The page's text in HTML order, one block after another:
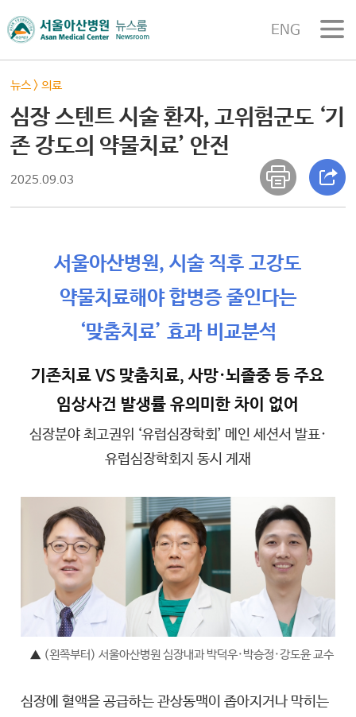
ENG
뉴스 >의료
심장 스텐트 시술 환자, 고위험군도 ‘기
존 강도의 약물치료’ 안전
2025.09.03
서울아산병원, 시술 직후 고강도
약물치료해야 합병증 줄인다는
‘맞춤치료’ 효과 비교분석
기존치료 VS 맞춤치료, 사망·뇌졸중 등 주요
임상사건 발생률 유의미한 차이 없어
심장분야 최고권위 ‘유럽심장학회’ 메인 세션서 발표·
유럽심장학회지 동시 게재
▲ (왼쪽부터) 서울아산병원 심장내과 박덕우·박승정·강도윤 교수
심장에 혈액을 공급하는 관상동맥이 좁아지거나 막히는